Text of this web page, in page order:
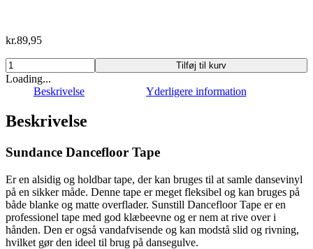
kr.89,95
Sundance
Dancefloor
Grøn.
antal
Tilføj til kurv
Loading...
Beskrivelse
Yderligere information
Beskrivelse
Sundance Dancefloor Tape
Er en alsidig og holdbar tape, der kan bruges til at samle dansevinyl
på en sikker måde. Denne tape er meget fleksibel og kan bruges på
både blanke og matte overflader. Sunstill Dancefloor Tape er en
professionel tape med god klæbeevne og er nem at rive over i
hånden. Den er også vandafvisende og kan modstå slid og rivning,
hvilket gør den ideel til brug på dansegulve.